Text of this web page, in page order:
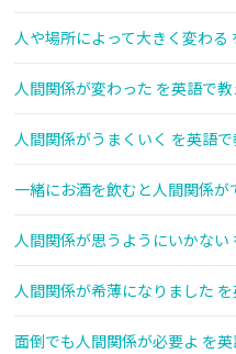
人や場所によって大きく変わる
人間関係が変わった を英語で教
人間関係がうまくいく を英語で
一緒にお酒を飲むと人間関係
人間関係が思うようにいかない
人間関係が希薄になりました
面倒でも人間関係が必要よ を